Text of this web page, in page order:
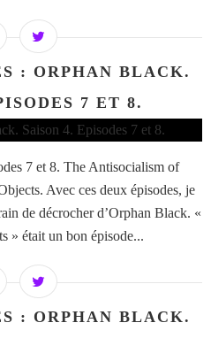
: ORPHAN BLACK.
7 ET 8.
7 et 8. The Antisocialism of
Avec ces deux épisodes, je
de décrocher d’Orphan Black. «
» était un bon épisode...
: ORPHAN BLACK.